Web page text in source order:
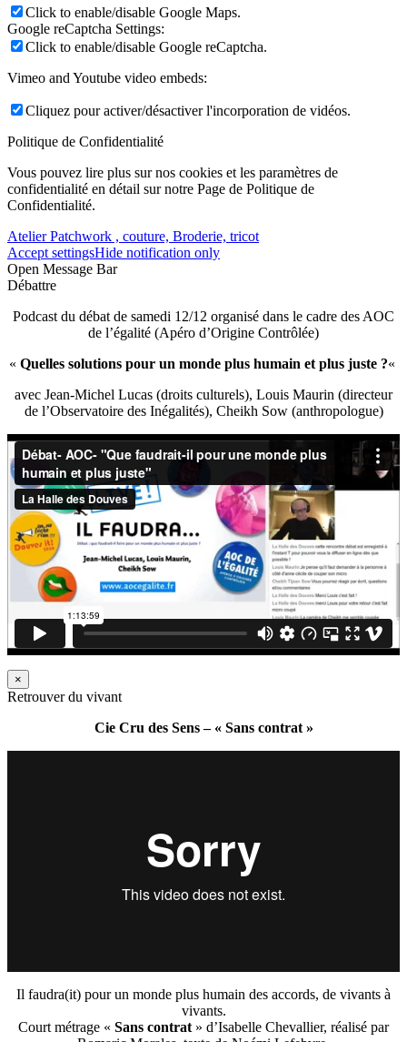
Click to enable/disable Google Maps.
Google reCaptcha Settings:
Click to enable/disable Google reCaptcha.
Vimeo and Youtube video embeds:
Cliquez pour activer/désactiver l'incorporation de vidéos.
Politique de Confidentialité
Vous pouvez lire plus sur nos cookies et les paramètres de
confidentialité en détail sur notre Page de Politique de
Confidentialité.
Atelier Patchwork , couture, Broderie, tricot
Accept settingsHide notification only
Open Message Bar
Débattre
Podcast du débat de samedi 12/12 organisé dans le cadre des AOC
de l’égalité (Apéro d’Origine Contrôlée)
« Quelles solutions pour un monde plus humain et plus juste ?«
avec Jean-Michel Lucas (droits culturels), Louis Maurin (directeur
de l’Observatoire des Inégalités), Cheikh Sow (anthropologue)
×
Retrouver du vivant
Cie Cru des Sens – « Sans contrat »
Il faudra(it) pour un monde plus humain des accords, de vivants à
vivants.
Court métrage « Sans contrat » d’Isabelle Chevallier, réalisé par